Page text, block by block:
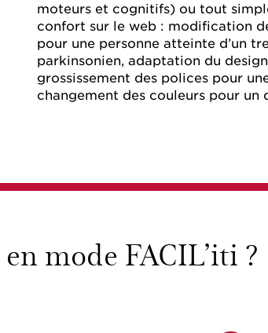
moteurs et cognitifs) ou tout
confort sur le web : modification
pour une personne atteinte d’un
parkinsonien, adaptation du
grossissement des polices pour
changement des couleurs pour un
mode FACIL’iti ?